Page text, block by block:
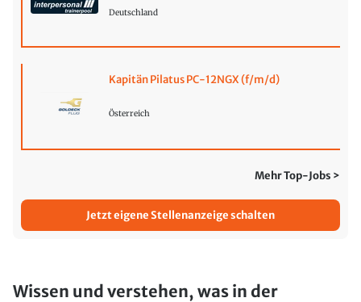
Deutschland
Kapitän Pilatus PC-12NGX (f/m/d)
Österreich
Mehr Top-Jobs >
Jetzt eigene Stellenanzeige schalten
Wissen und verstehen, was in der